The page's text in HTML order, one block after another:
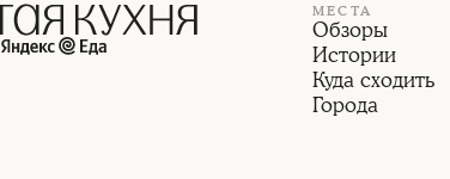
МЕСТА
Обзоры
Истории
Куда сходить
Города